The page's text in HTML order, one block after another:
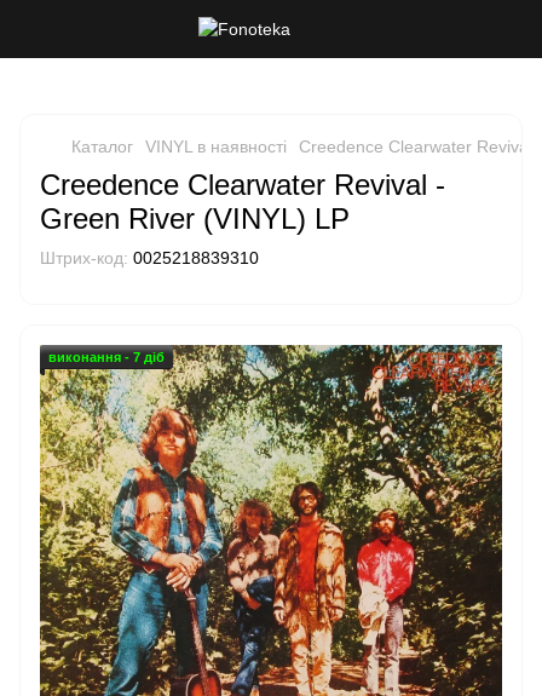
Каталог VINYL в наявності Creedence Clearwater Revival
Creedence Clearwater Revival -
Green River (VINYL) LP
Штрих-код: 0025218839310
виконання - 7 діб